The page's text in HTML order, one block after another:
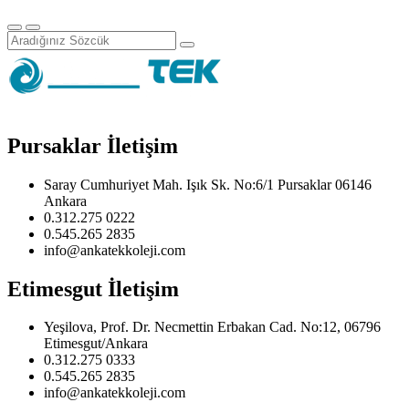
Pursaklar İletişim
Saray Cumhuriyet Mah. Işık Sk. No:6/1 Pursaklar 06146
Ankara
0.312.275 0222
0.545.265 2835
info@ankatekkoleji.com
Etimesgut İletişim
Yeşilova, Prof. Dr. Necmettin Erbakan Cad. No:12, 06796
Etimesgut/Ankara
0.312.275 0333
0.545.265 2835
info@ankatekkoleji.com